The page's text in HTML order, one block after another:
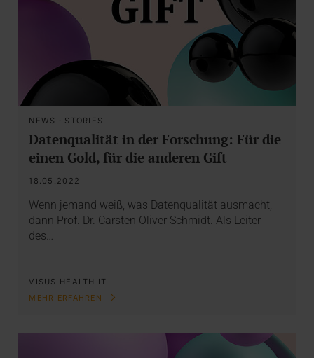
NEWS · STORIES
Datenqualität in der Forschung: Für die
einen Gold, für die anderen Gift
18.05.2022
Wenn jemand weiß, was Datenqualität ausmacht,
dann Prof. Dr. Carsten Oliver Schmidt. Als Leiter
des…
VISUS HEALTH IT
MEHR ERFAHREN